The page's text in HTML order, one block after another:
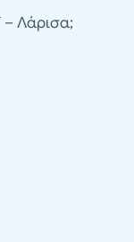
Λάρισα;